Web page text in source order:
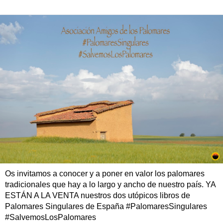
Os invitamos a conocer y a poner en valor los palomares
tradicionales que hay a lo largo y ancho de nuestro país. YA
ESTÁN A LA VENTA nuestros dos utópicos libros de
Palomares Singulares de España #PalomaresSingulares
#SalvemosLosPalomares